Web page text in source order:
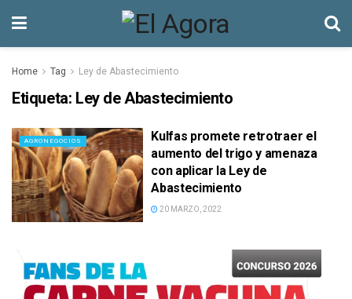
Home Tag Ley de Abastecimiento
Etiqueta: Ley de Abastecimiento
AGRONEGOCIOS
Kulfas promete retrotraer el
aumento del trigo y amenaza
con aplicar la Ley de
Abastecimiento
20 MARZO, 2022